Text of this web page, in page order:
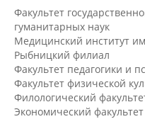
Факультет
гуманитарных наук
Медицинский институт
Рыбницкий филиал
Факультет педагогики и
Факультет физической
Филологический
Экономический факультет